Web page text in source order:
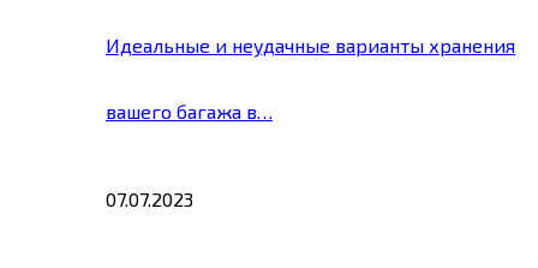
Идеальные и неудачные варианты хранения
вашего багажа в…
07.07.2023